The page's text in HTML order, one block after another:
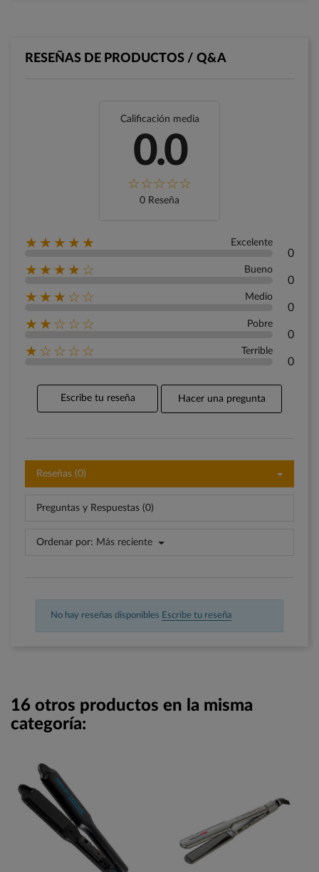
RESEÑAS DE PRODUCTOS / Q&A
Calificación media
0.0
0 Reseña
★★★★★ Excelente
0
★★★★☆ Bueno
0
★★★☆☆ Medio
0
★★☆☆☆ Pobre
0
★☆☆☆☆ Terrible
0
Escribe tu reseña Hacer una pregunta
Reseñas (0)
Preguntas y Respuestas (0)
Ordenar por: Más reciente
No hay reseñas disponibles Escribe tu reseña
16 otros productos en la misma
categoría: